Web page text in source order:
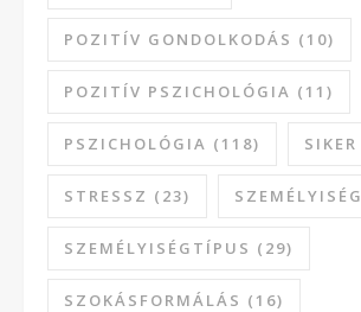
POZITÍV GONDOLKODÁS (10)
POZITÍV PSZICHOLÓGIA (11)
PSZICHOLÓGIA (118) SIKER
STRESSZ (23) SZEMÉLYISÉG
SZEMÉLYISÉGTÍPUS (29)
SZOKÁSFORMÁLÁS (16)